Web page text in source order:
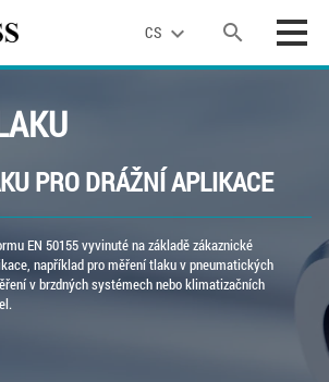
CS expand_more search
PRO DRÁŽNÍ APLIKACE
EN 50155 vyvinuté na základě zákaznické
například pro měření tlaku v pneumatických
v brzdných systémech nebo klimatizačních